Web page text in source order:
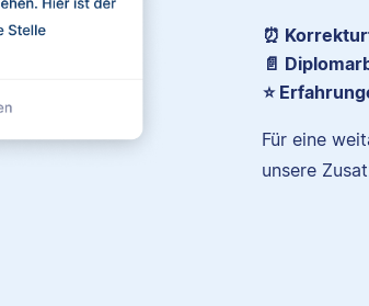
⏰
📄
⭐
Für eine
unsere
und
Scribbr